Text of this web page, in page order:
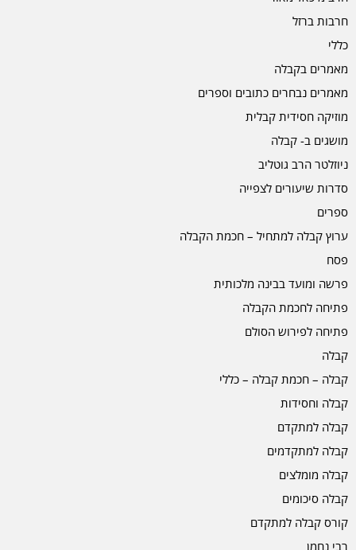
חרבות ברזל
כללי
מאמרים בקבלה
מאמרים נבחרים כתובים וספרים
מוזיקה חסידית קבלית
מושגים ב- קבלה
ניוזלטר הרב גוטליב
סדרות שיעורים לצפייה
ספרים
ערוץ קבלה למתחיל – חכמת הקבלה
פסח
פרשה ומועד בבינה מלכותית
פתיחה לחכמת הקבלה
פתיחה לפירוש הסולם
קבלה
קבלה – חכמת קבלה – כללי
קבלה וחסידות
קבלה למתקדם
קבלה למתקדמים
קבלה מומלצים
קבלה סיכומים
קורס קבלה למתקדם
רבי נחמן